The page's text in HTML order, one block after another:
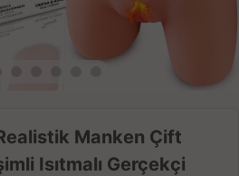
Manken Çift
Isıtmalı Gerçekçi